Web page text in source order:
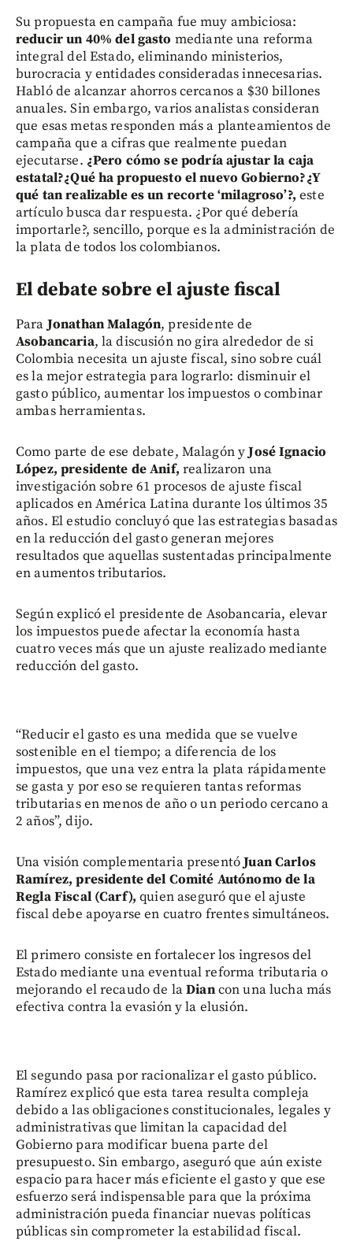
Su propuesta en campaña fue muy ambiciosa:
reducir un 40% del gasto mediante una reforma
integral del Estado, eliminando ministerios,
burocracia y entidades consideradas innecesarias.
Habló de alcanzar ahorros cercanos a $30 billones
anuales. Sin embargo, varios analistas consideran
que esas metas responden más a planteamientos de
campaña que a cifras que realmente puedan
ejecutarse. ¿Pero cómo se podría ajustar la caja
estatal?¿Qué ha propuesto el nuevo Gobierno?¿Y
qué tan realizable es un recorte ‘milagroso’?, este
artículo busca dar respuesta. ¿Por qué debería
importarle?, sencillo, porque es la administración de
la plata de todos los colombianos.
El debate sobre el ajuste fiscal
ParaJonathan Malagón, presidente de
Asobancaria, la discusión no gira alrededor de si
Colombia necesita un ajuste fiscal, sino sobre cuál
es la mejor estrategia para lograrlo: disminuir el
gasto público, aumentar los impuestos o combinar
ambas herramientas.
Como parte de ese debate, Malagón yJosé Ignacio
López, presidente de Anif,realizaron una
investigación sobre 61 procesos de ajuste fiscal
aplicados en América Latina durante los últimos 35
años. El estudio concluyó que las estrategias basadas
en la reducción del gasto generan mejores
resultados que aquellas sustentadas principalmente
en aumentos tributarios.
Según explicó el presidente de Asobancaria, elevar
los impuestos puede afectar la economía hasta
cuatro veces más que un ajuste realizado mediante
reducción del gasto.
“Reducir el gasto es una medida que se vuelve
sostenible en el tiempo; a diferencia de los
impuestos, que una vez entra la plata rápidamente
se gasta y por eso se requieren tantas reformas
tributarias en menos de año o un periodo cercano a
2 años”, dijo.
Una visión complementaria presentóJuan Carlos
Ramírez, presidente del Comité Autónomo de la
Regla Fiscal (Carf), quien aseguró que el ajuste
fiscal debe apoyarse en cuatro frentes simultáneos.
El primero consiste en fortalecer los ingresos del
Estado mediante una eventual reforma tributaria o
mejorando el recaudo de laDiancon una lucha más
efectiva contra la evasión y la elusión.
El segundo pasa por racionalizar el gasto público.
Ramírez explicó que esta tarea resulta compleja
debido a las obligaciones constitucionales, legales y
administrativas que limitan la capacidad del
Gobierno para modificar buena parte del
presupuesto. Sin embargo, aseguró que aún existe
espacio para hacer más eficiente el gasto y que ese
esfuerzo será indispensable para que la próxima
administración pueda financiar nuevas políticas
públicas sin comprometer la estabilidad fiscal.